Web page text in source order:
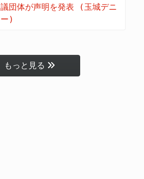
議団体が声明を発表 (玉城デニ
ー)
もっと見る